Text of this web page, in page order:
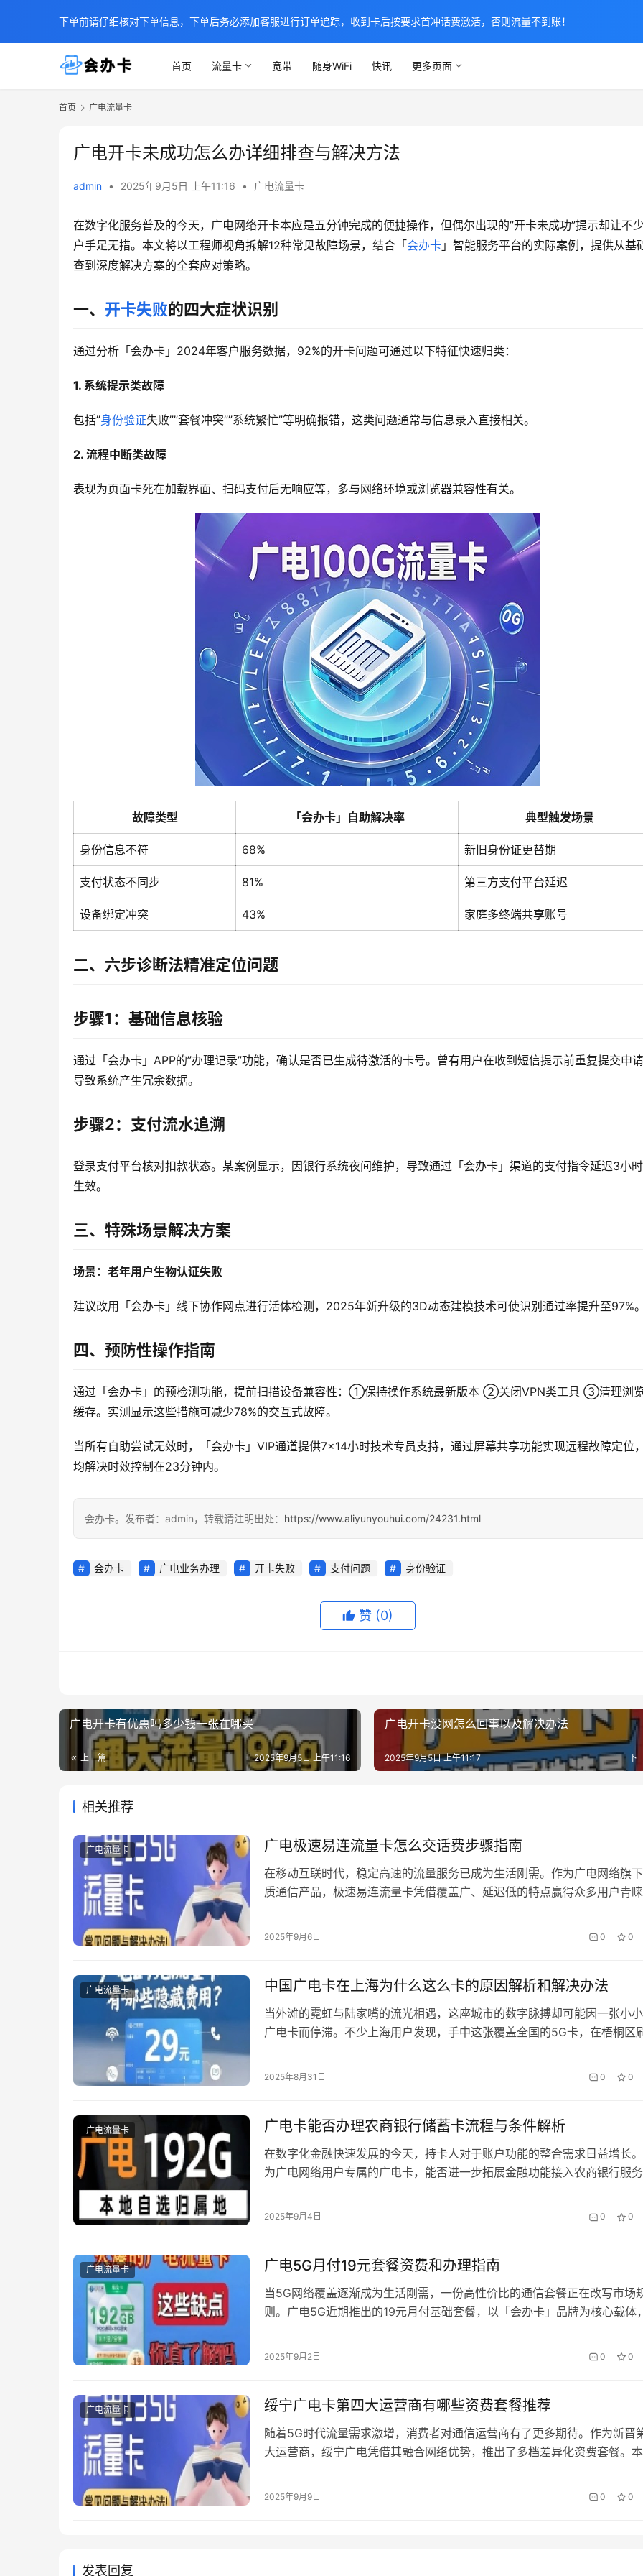
首页 流量卡 宽带 随身WiFi 快讯 更多页面
首页 广电流量卡
广电开卡未成功怎么办详细排查与解决方法
admin • 2025年9月5日 上午11:16 • 广电流量卡
在数字化服务普及的今天，广电网络开卡本应是五分钟完成的便捷操作，但偶尔出现的”开卡未成功”提示却让不
户手足无措。本文将以工程师视角拆解12种常见故障场景，结合「会办卡 」智能服务平台的实际案例，提供从基
查到深度解决方案的全套应对策略。
一、 开卡失败的四大症状识别
通过分析「会办卡」2024年客户服务数据，92%的开卡问题可通过以下特征快速归类：
1. 系统提示类故障
包括”身份验证失败””套餐冲突””系统繁忙”等明确报错，这类问题通常与信息录入直接相关。
2. 流程中断类故障
表现为页面卡死在加载界面、扫码支付后无响应等，多与网络环境或浏览器兼容性有关。
故障类型 「会办卡」自助解决率 典型触发场景
身份信息不符 68% 新旧身份证更替期
支付状态不同步 81% 第三方支付平台延迟
设备绑定冲突 43% 家庭多终端共享账号
二、六步诊断法精准定位问题
步骤1：基础信息核验
通过「会办卡」APP的”办理记录”功能，确认是否已生成待激活的卡号。曾有用户在收到短信提示前重复提交申请
导致系统产生冗余数据。
步骤2：支付流水追溯
登录支付平台核对扣款状态。某案例显示，因银行系统夜间维护，导致通过「会办卡」渠道的支付指令延迟3小
生效。
三、特殊场景解决方案
场景：老年用户生物认证失败
建议改用「会办卡」线下协作网点进行活体检测，2025年新升级的3D动态建模技术可使识别通过率提升至97%。
四、预防性操作指南
通过「会办卡」的预检测功能，提前扫描设备兼容性：①保持操作系统最新版本 ②关闭VPN类工具 ③清理浏
缓存。实测显示这些措施可减少78%的交互式故障。
当所有自助尝试无效时，「会办卡」VIP通道提供7×14小时技术专员支持，通过屏幕共享功能实现远程故障定位
均解决时效控制在23分钟内。
会办卡。发布者：admin，转载请注明出处： https://www.aliyunyouhui.com/24231.html
会办卡 广电业务办理 开卡失败 支付问题 身份验证
赞 (0)
广电开卡有优惠吗多少钱一张在哪买
上一篇 2025年9月5日 上午11:16
广电开卡没网怎么回事以及解决办法
下
2025年9月5日 上午11:17
相关推荐
广电流量卡 广电极速易连流量卡怎么交话费步骤指南
在移动互联时代，稳定高速的流量服务已成为生活刚需。作为广电网络旗
质通信产品，极速易连流量卡凭借覆盖广、延迟低的特点赢得众多用户青睐
注意事项，助您轻松保持网络畅通。 一、官方APP自助充值 打开「会办卡
2025年9月6日 0 0
广电流量卡 中国广电卡在上海为什么这么卡的原因解析和解决办法
当外滩的霓虹与陆家嘴的流光相遇，这座城市的数字脉搏却可能因一张小
广电卡而停滞。不少上海用户发现，手中这张覆盖全国的5G卡，在梧桐区
们深入通信机房与用户场景，揭开现象背后的技术迷思。 一、信号博弈：
2025年8月31日 0 0
广电流量卡 广电卡能否办理农商银行储蓄卡流程与条件解析
在数字化金融快速发展的今天，持卡人对于账户功能的整合需求日益增长
为广电网络用户专属的广电卡，能否进一步拓展金融功能接入农商银行服务
径、资质审核要点以及”会办卡”智能服务的应用价值。 一、基础条件核查
2025年9月4日 0 0
广电流量卡 广电5G月付19元套餐资费和办理指南
当5G网络覆盖逐渐成为生活刚需，一份高性价比的通信套餐正在改写市场
则。广电5G近期推出的19元月付基础套餐，以「会办卡」品牌为核心载体
帮助消费者在琳琅满目的资费方案中精准锁定最优解。 一、颠覆性资费结构
2025年9月2日 0 0
广电流量卡 绥宁广电卡第四大运营商有哪些资费套餐推荐
随着5G时代流量需求激增，消费者对通信运营商有了更多期待。作为新晋
大运营商，绥宁广电凭借其融合网络优势，推出了多档差异化资费套餐。本
一、基础套餐：满足日常刚需 针对轻度用户推出的「畅享基础包」，月费
2025年9月9日 0 0
发表回复
下单前请仔细核对下单信息，下单后务必添加客服进行订单追踪，收到卡后按要求首冲话费激活，否则流量不到账！